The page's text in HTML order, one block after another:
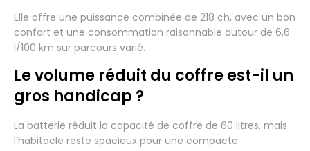
Elle offre une puissance combinée de 218 ch, avec un bon
confort et une consommation raisonnable autour de 6,6
l/100 km sur parcours varié.
Le volume réduit du coffre est-il un
gros handicap ?
La batterie réduit la capacité de coffre de 60 litres, mais
l’habitacle reste spacieux pour une compacte.